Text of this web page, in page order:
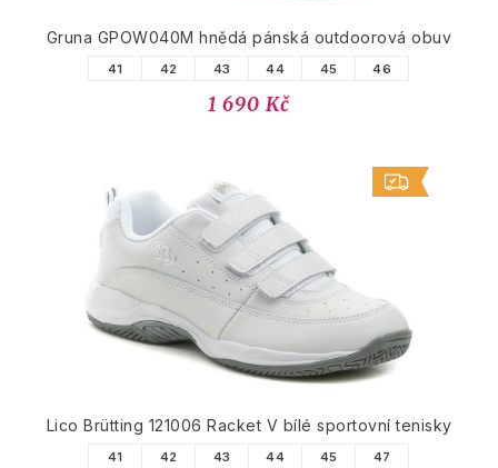
Gruna GPOW040M hnědá pánská outdoorová obuv
41 42 43 44 45 46
1 690 Kč
Lico Brütting 121006 Racket V bílé sportovní tenisky
41 42 43 44 45 47